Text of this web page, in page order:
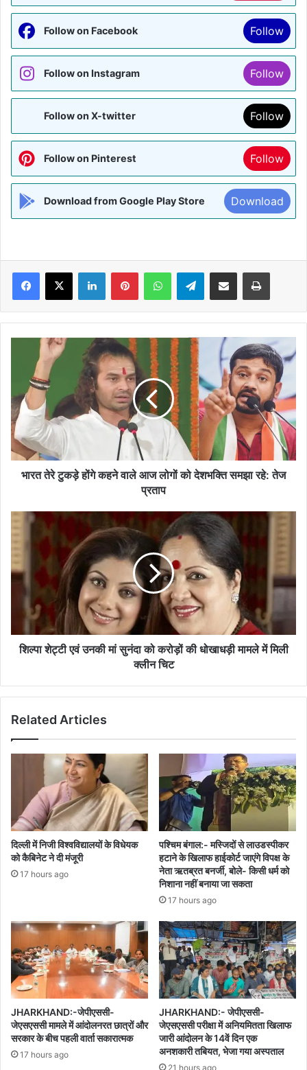
Follow on Facebook Follow
Follow on Instagram Follow
Follow on X-twitter Follow
Follow on Pinterest Follow
Download from Google Play Store Download
Facebook
X LinkedInPinterestWhatsAppTelegramShare via Email Print
कहने
वाले
आज
लोगों
को
देशभक्ति
तेज
प्रताप
भारत तेरे टुकड़े होंगे कहने वाले आज लोगों को देशभक्ति समझा रहे: तेज
प्रताप
शिल्पा
शेट्टी
एवं
उनकी
मां
सुनंदा
करोड़ों
की
धोखाधड़ी
चिट
शिल्पा शेट्टी एवं उनकी मां सुनंदा को करोड़ों की धोखाधड़ी मामले में मिली
क्लीन चिट
Related Articles
दिल्ली में निजी विश्वविद्यालयों के विधेयक
को कैबिनेट ने दी मंजूरी
17 hours ago
पश्चिम बंगाल:- मस्जिदों से लाउडस्पीकर
हटाने के खिलाफ हाईकोर्ट जाएंगे विपक्ष के
नेता ऋतब्रत बनर्जी, बोले- किसी धर्म को
निशाना नहीं बनाया जा सकता
17 hours ago
JHARKHAND:-जेपीएससी-
जेएसएससी मामले में आंदोलनरत छात्रों और
सरकार के बीच पहली वार्ता सकारात्मक
17 hours ago
JHARKHAND:- जेपीएससी-
जेएसएससी परीक्षा में अनियमितता खिलाफ
जारी आंदोलन के 14वें दिन एक
अनशकारी तबियत, भेजा गया अस्पताल
21 hours ago